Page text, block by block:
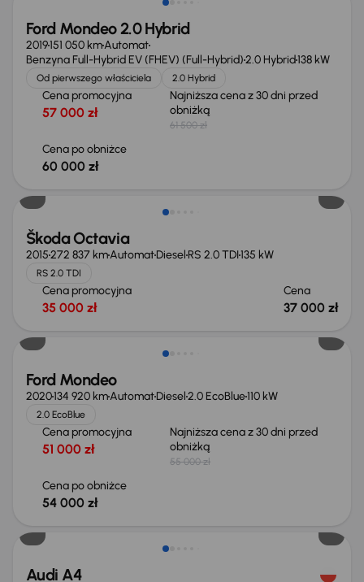
Ford Mondeo 2.0 Hybrid
2019151 050 kmAutomat
Benzyna Full-Hybrid EV (FHEV) (Full-Hybrid)2.0 Hybrid138 kW
Od pierwszego właściciela 2.0 Hybrid
Cena promocyjna
57 000 zł
Najniższa cena z 30 dni przed
obniżką
61 500 zł
Cena po obniżce
60 000 zł
Škoda Octavia
2015272 837 kmAutomatDiesel RS 2.0 TDI135 kW
RS 2.0 TDI
Cena promocyjna
35 000 zł
Cena
37 000 zł
Taniej o 1 000 zł
Ford Mondeo
2020134 920 kmAutomatDiesel2.0 EcoBlue110 kW
2.0 EcoBlue
Cena promocyjna
51 000 zł
Najniższa cena z 30 dni przed
obniżką
55 000 zł
Cena po obniżce
54 000 zł
Audi A4